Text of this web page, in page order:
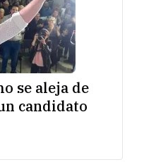
se aleja de
candidato